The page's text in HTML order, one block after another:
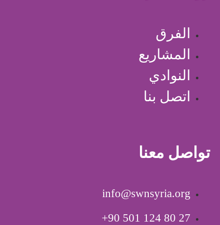
الفرق
المشاريع
النوادي
اتصل بنا
تواصل معنا
info@swnsyria.org
‎+90 501 124 80 27